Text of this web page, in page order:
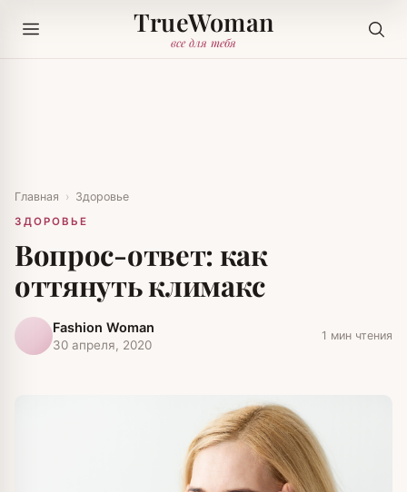
TrueWoman
все для тебя
Главная › Здоровье
ЗДОРОВЬЕ
Вопрос-ответ: как
оттянуть климакс
Fashion Woman
30 апреля, 2020
1 мин чтения